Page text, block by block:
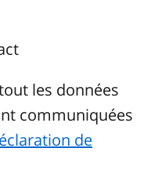
les données
communiquées
de